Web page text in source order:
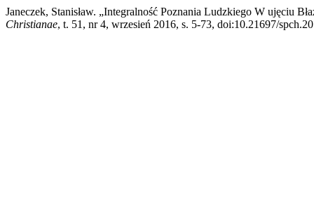
Janeczek, Stanisław. „Integralność Poznania Ludzkiego W ujęciu
Christianae, t. 51, nr 4, wrzesień 2016, s. 5-73, doi:10.21697/